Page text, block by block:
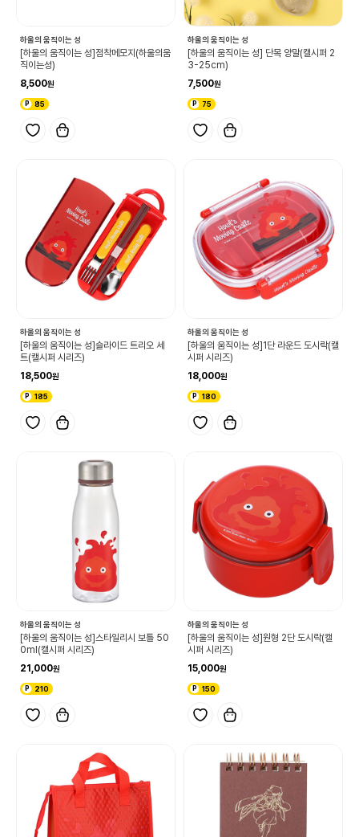
하울의 움직이는 성
[하울의 움직이는 성]점착메모지(하울의움
직이는성)
8,500
85
하울의 움직이는 성
[하울의 움직이는 성] 단목 양말(캘시퍼 2
3-25cm)
7,500
75
하울의 움직이는 성
[하울의 움직이는 성]슬라이드 트리오 세
트(캘시퍼 시리즈)
18,500
185
하울의 움직이는 성
[하울의 움직이는 성]1단 라운드 도시락(캘
시퍼 시리즈)
18,000
180
하울의 움직이는 성
[하울의 움직이는 성]스타일리시 보틀 50
0ml(캘시퍼 시리즈)
21,000
210
하울의 움직이는 성
[하울의 움직이는 성]원형 2단 도시락(캘
시퍼 시리즈)
15,000
150